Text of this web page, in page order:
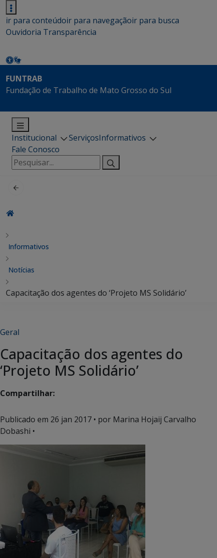
ir para conteúdoir para navegaçãoir para busca
Ouvidoria Transparência
FUNTRAB
Fundação de Trabalho de Mato Grosso do Sul
Institucional ServiçosInformativos
Fale Conosco
Pesquisar
por:
Informativos
Notícias
Capacitação dos agentes do ‘Projeto MS Solidário’
Geral
Capacitação dos agentes do
‘Projeto MS Solidário’
Compartilhar:
Publicado em 26 jan 2017 • por Marina Hojaij Carvalho
Dobashi •